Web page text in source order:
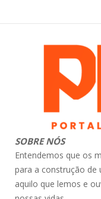
SOBRE NÓS
Entendemos que os
para a construção de
aquilo que lemos e